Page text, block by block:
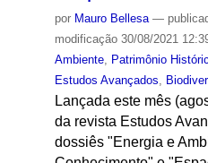
por Mauro Bellesa —
modificação30/08/2021
Ambiente, Patrimônio
Estudos Avançados,
Lançada este mês
da revista Estudos
dossiês "Energia e